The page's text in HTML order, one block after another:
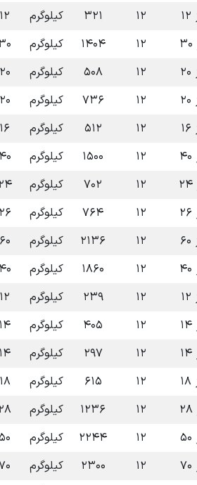
۱۲ ۳۲۱ کیلوگرم ۱۲
۱۲ ۱۴۰۴ کیلوگرم
۱۲ ۵۰۸ کیلوگرم ۲۰
۱۲ ۷۳۶ کیلوگرم ۲۰
۱۲ ۵۱۲ کیلوگرم ۱۶
۱۲ ۱۵۰۰ کیلوگرم ۴۰
۱۲ ۷۰۲ کیلوگرم
۱۲ ۷۶۴ کیلوگرم ۲۶
۱۲ ۲۱۳۶ کیلوگرم ۶۰
۱۲ ۱۸۶۰ کیلوگرم ۴۰
۱۲ ۲۳۹ کیلوگرم ۱۲
۱۲ ۴۰۵ کیلوگرم ۱۴
۱۲ ۲۹۷ کیلوگرم ۱۴
۱۲ ۶۱۵ کیلوگرم ۱۸
۱۲ ۱۲۳۶ کیلوگرم
۱۲ ۲۲۴۴ کیلوگرم
۱۲ ۲۳۰۰ کیلوگرم